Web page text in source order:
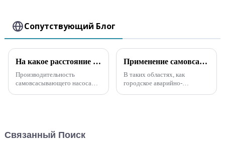
Сопутствующий Блог
На какое расстояние может всасывать самовсасывающий насос для сточных вод?
Производительность
самовсасывающего насоса
высоту высотой всасывания,
Применение самовсасывающего насоса с высоким расходом для борьбы с наводнениями и дренажа
В таких областях, как
городское аварийно-
Связанный Поиск